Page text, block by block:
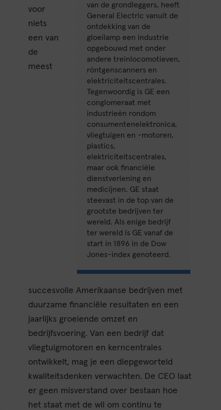
van de grondleggers, heeft
General Electric vanuit de
ontdekking van de
gloeilamp een industrie
opgebouwd met onder
andere treinlocomotieven,
röntgenscanners en
elektriciteitscentrales.
Tegenwoordig is GE een
conglomeraat met
industrieën rondom
consumentenelektronica,
vliegtuigen en -motoren,
plastics,
elektriciteitscentrales,
maar ook financiële
dienstverlening en
medicijnen. GE staat
steevast in de top van de
grootste bedrijven ter
wereld. Als enige bedrijf
ter wereld is GE vanaf de
start in 1896 in de Dow
Jones-index genoteerd.
voor
niets
een van
de
meest
succesvolle Amerikaanse bedrijven met
duurzame financiële resultaten en een
jaarlijks groeiende omzet en
bedrijfsvoering. Van een bedrijf dat
vliegtuigmotoren en kerncentrales
ontwikkelt, mag je een diepgeworteld
kwaliteitsdenken verwachten. De CEO laat
er geen misverstand over bestaan hoe
het staat met de wil om continu te